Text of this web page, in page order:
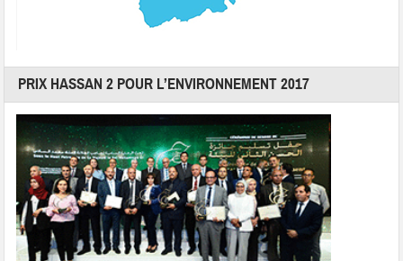
PRIX HASSAN 2 POUR L’ENVIRONNEMENT 2017